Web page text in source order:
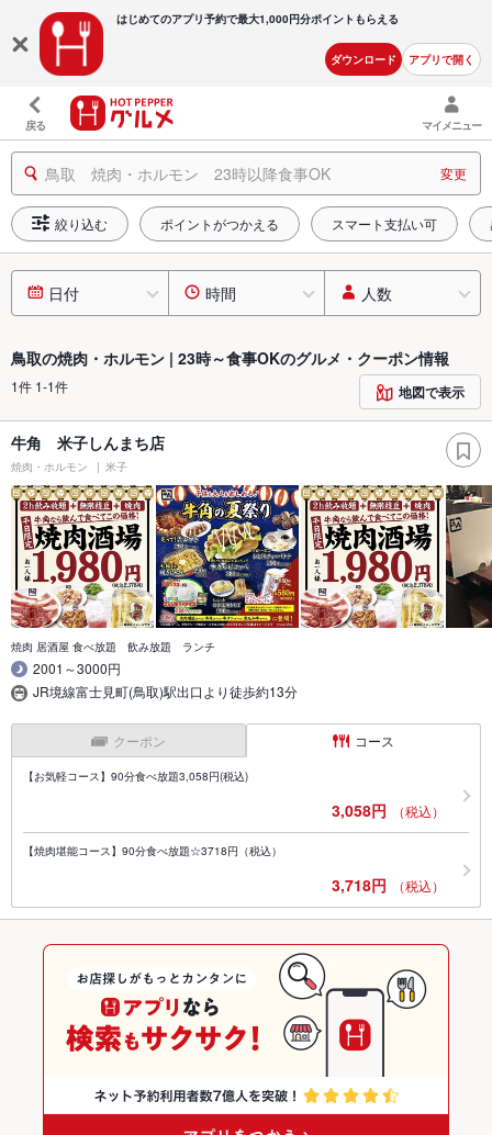
はじめてのアプリ予約で最大1,000円分ポイントもらえる
ダウンロード アプリで開く
戻る マイメニュー
鳥取 焼肉・ホルモン 23時以降食事OK 変更
絞り込む ポイントがつかえる スマート支払い可
日付 時間 人数
鳥取の焼肉・ホルモン | 23時～食事OKのグルメ・クーポン情報
1件 1-1件 地図で表示
牛角 米子しんまち店
焼肉・ホルモン 米子
焼肉 居酒屋 食べ放題 飲み放題 ランチ
2001～3000円
JR境線富士見町(鳥取)駅出口より徒歩約13分
クーポン コース
【お気軽コース】90分食べ放題3,058円(税込)
3,058円 （税込）
【焼肉堪能コース】90分食べ放題☆3718円（税込）
3,718円 （税込）